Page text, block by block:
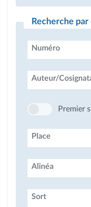
Recherche
Numéro
Auteur/
Premier
Place
Alinéa
Sort